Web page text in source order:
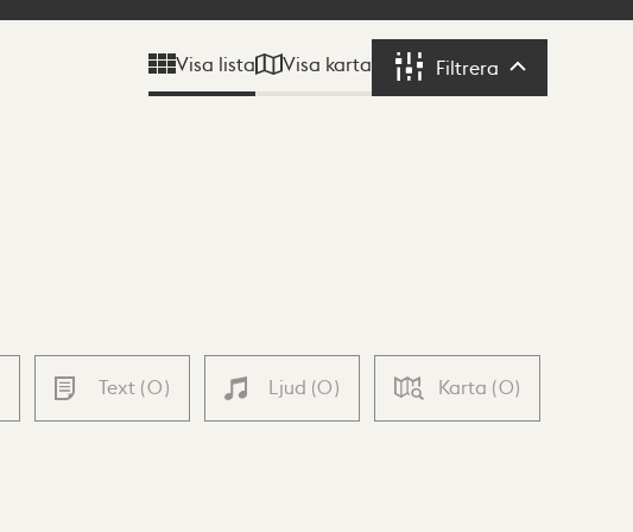
Visa lista Visa karta Filtrera Filtrera
Text (0) Ljud (0) Karta (0)